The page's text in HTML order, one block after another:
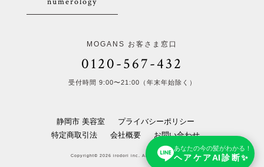
あなたの今の髪がわかる！
ヘアケアAI診断✨
MOGANS お客さま窓口
0120-567-432
受付時間 9:00〜21:00（年末年始除く）
静岡市 美容室
プライバシーポリシー
特定商取引法
会社概要 お問い合わせ
Copyright© 2026 irodori inc. All Rights Reserved.